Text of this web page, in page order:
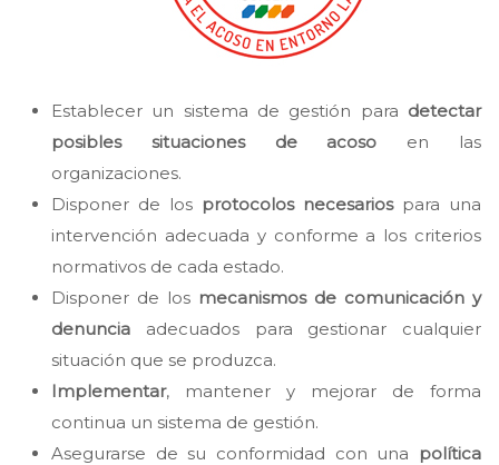
Establecer un sistema de gestión para detectar
posibles situaciones de acoso en las
organizaciones.
Disponer de los protocolos necesariospara una
intervención adecuada y conforme a los criterios
normativos de cada estado.
Disponer de los mecanismos de comunicación y
denuncia adecuados para gestionar cualquier
situación que se produzca.
Implementar, mantener y mejorar de forma
continua un sistema de gestión.
Asegurarse de su conformidad con una política